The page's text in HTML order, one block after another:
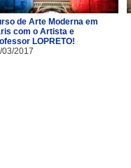
de Arte Moderna em
com o Artista e
LOPRETO!
03/2017